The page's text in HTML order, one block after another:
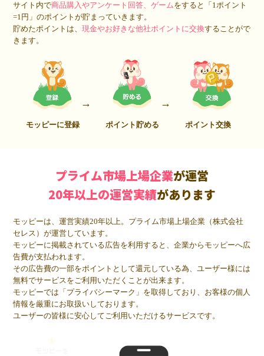
サイト内で商品購入やアンケート回答、ゲームをすると「1ポイント
=1円」のポイントが貯まっていきます。
貯めたポイントは、現金やお好きな他社ポイントに交換することがで
きます。
モッピーに登録 ポイント貯める ポイント交換
プライム市場上場企業が運営
20年以上の運営実績があります
モッピーは、運営実績20年以上。プライム市場上場企業（株式会社
セレス）が運営しています。
モッピーに掲載されている広告を利用すると、企業からモッピーへ広
告費が支払われます。
その広告費の一部をポイントとして還元している為、ユーザー様には
無料でサービスをご利用いただくことが出来ます。
モッピーでは「プライバシーマーク」を取得しており、お客様の個人
情報を厳重にお取扱いしております。
ユーザーの皆様に安心してご利用いただけるサービスです。